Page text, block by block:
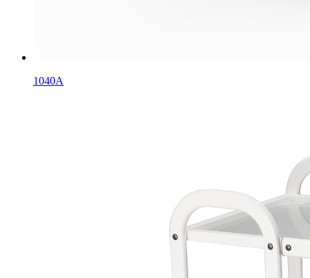
1040A